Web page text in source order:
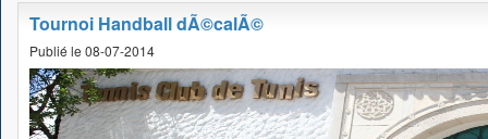
Tournoi Handball dÃ©calÃ©
Publié le 08-07-2014